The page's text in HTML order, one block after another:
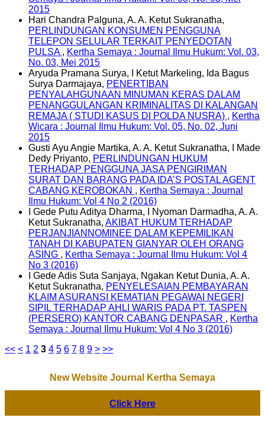
2015
Hari Chandra Palguna, A. A. Ketut Sukranatha,
PERLINDUNGAN KONSUMEN PENGGUNA
TELEPON SELULAR TERKAIT PENYEDOTAN
PULSA , Kertha Semaya : Journal Ilmu Hukum: Vol. 03,
No. 03, Mei 2015
Aryuda Pramana Surya, I Ketut Markeling, Ida Bagus
Surya Darmajaya, PENERTIBAN
PENYALAHGUNAAN MINUMAN KERAS DALAM
PENANGGULANGAN KRIMINALITAS DI KALANGAN
REMAJA ( STUDI KASUS DI POLDA NUSRA) , Kertha
Wicara : Journal Ilmu Hukum: Vol. 05, No. 02, Juni
2015
Gusti Ayu Angie Martika, A. A. Ketut Sukranatha, I Made
Dedy Priyanto, PERLINDUNGAN HUKUM
TERHADAP PENGGUNA JASA PENGIRIMAN
SURAT DAN BARANG PADA IDA’S POSTAL AGENT
CABANG KEROBOKAN , Kertha Semaya : Journal
Ilmu Hukum: Vol 4 No 2 (2016)
I Gede Putu Aditya Dharma, I Nyoman Darmadha, A. A.
Ketut Sukranatha, AKIBAT HUKUM TERHADAP
PERJANJIANNOMINEE DALAM KEPEMILIKAN
TANAH DI KABUPATEN GIANYAR OLEH ORANG
ASING , Kertha Semaya : Journal Ilmu Hukum: Vol 4
No 3 (2016)
I Gede Adis Suta Sanjaya, Ngakan Ketut Dunia, A. A.
Ketut Sukranatha, PENYELESAIAN PEMBAYARAN
KLAIM ASURANSI KEMATIAN PEGAWAI NEGERI
SIPIL TERHADAP AHLI WARIS PADA PT. TASPEN
(PERSERO) KANTOR CABANG DENPASAR , Kertha
Semaya : Journal Ilmu Hukum: Vol 4 No 3 (2016)
<< < 1 2 3 4 5 6 7 8 9 > >>
New Website Journal Kertha Semaya
Click Here